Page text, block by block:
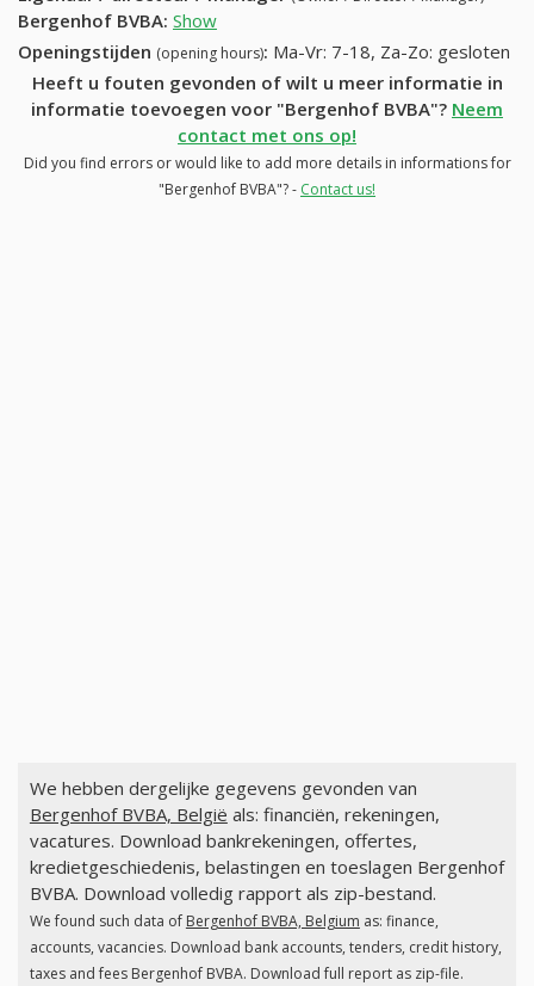
Bergenhof BVBA: Show
Openingstijden (opening hours): Ma-Vr: 7-18, Za-Zo: gesloten
Heeft u fouten gevonden of wilt u meer informatie in
informatie toevoegen voor "Bergenhof BVBA"? Neem
contact met ons op!
Did you find errors or would like to add more details in informations for
"Bergenhof BVBA"? - Contact us!
We hebben dergelijke gegevens gevonden van
Bergenhof BVBA, België als: financiën, rekeningen,
vacatures. Download bankrekeningen, offertes,
kredietgeschiedenis, belastingen en toeslagen Bergenhof
BVBA. Download volledig rapport als zip-bestand.
We found such data of Bergenhof BVBA, Belgium as: finance,
accounts, vacancies. Download bank accounts, tenders, credit history,
taxes and fees Bergenhof BVBA. Download full report as zip-file.